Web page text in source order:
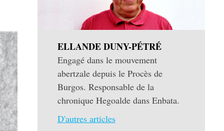
ELLANDE DUNY-PÉTRÉ
Engagé dans le mouvement
abertzale depuis le Procès de
Burgos. Responsable de la
chronique Hegoalde dans Enbata.
D'autres articles